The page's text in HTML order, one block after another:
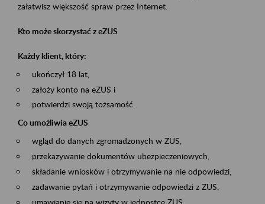
załatwisz większość spraw przez Internet.
Kto może skorzystać z eZUS
Każdy klient, który:
ukończył 18 lat,
założy konto na eZUS i
potwierdzi swoją tożsamość.
Co umożliwia eZUS
wgląd do danych zgromadzonych w ZUS,
przekazywanie dokumentów ubezpieczeniowych,
składanie wniosków i otrzymywanie na nie odpowiedzi,
zadawanie pytań i otrzymywanie odpowiedzi z ZUS,